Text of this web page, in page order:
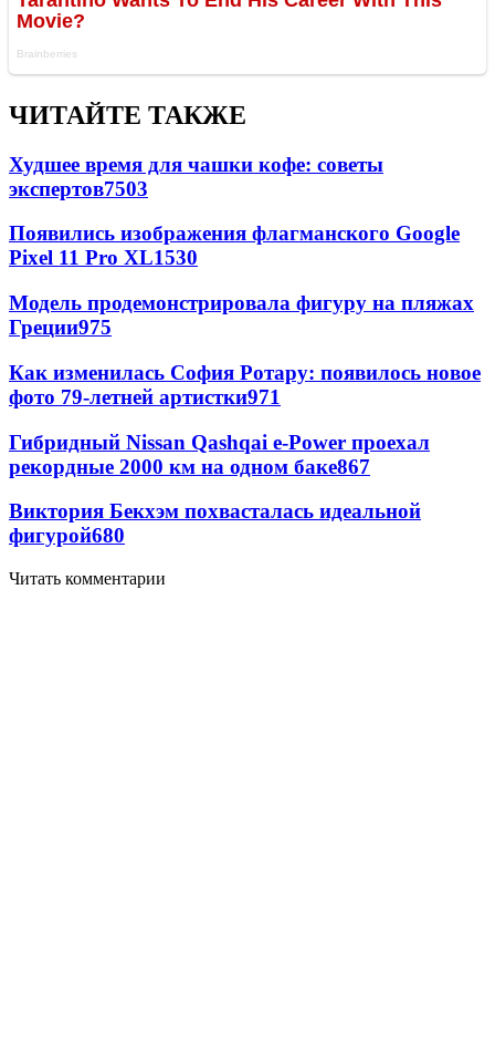
ЧИТАЙТЕ ТАКЖЕ
Худшее время для чашки кофе: советы
экспертов7503
Появились изображения флагманского Google
Pixel 11 Pro XL1530
Модель продемонстрировала фигуру на пляжах
Греции975
Как изменилась София Ротару: появилось новое
фото 79-летней артистки971
Гибридный Nissan Qashqai e-Power проехал
рекордные 2000 км на одном баке867
Виктория Бекхэм похвасталась идеальной
фигурой680
Читать комментарии